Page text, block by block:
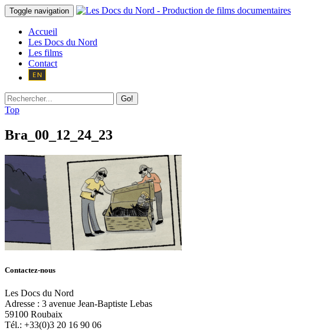
Toggle navigation
Accueil
Les Docs du Nord
Les films
Contact
Go!
Top
Bra_00_12_24_23
Contactez-nous
Les Docs du Nord
Adresse : 3 avenue Jean-Baptiste Lebas
59100 Roubaix
Tél.: +33(0)3 20 16 90 06